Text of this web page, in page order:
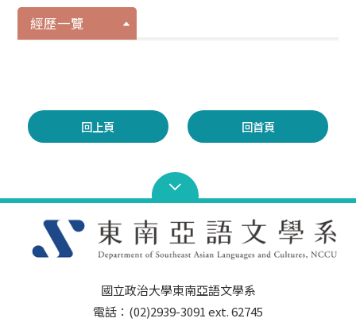
經歷一覽
回上頁 回首頁
國立政治大學東南亞語文學系
電話：(02)2939-3091 ext. 62745